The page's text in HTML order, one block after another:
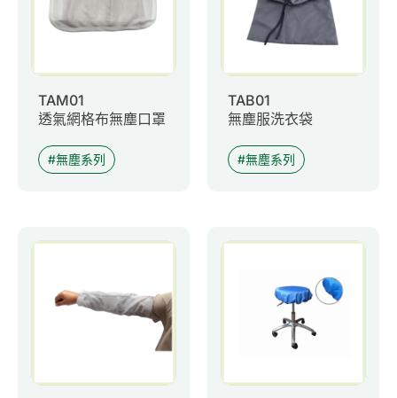
TAM01
透氣網格布無塵口罩
無塵系列
TAB01
無塵服洗衣袋
無塵系列